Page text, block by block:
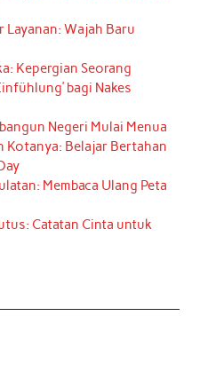
Layanan: Wajah Baru
Kepergian Seorang
bagi Nakes
Negeri Mulai Menua
Kotanya: Belajar Bertahan
Membaca Ulang Peta
Catatan Cinta untuk